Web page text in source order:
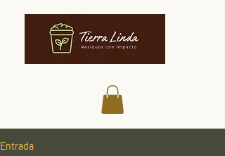
Entrada